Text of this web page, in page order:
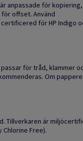
anpassade för
offset. Använd
för HP Indigo
för tråd, klammer
Om
Tillverkaren är
Chlorine Free).